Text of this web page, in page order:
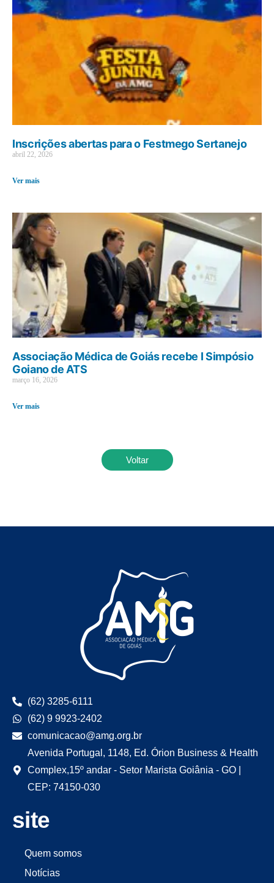
Inscrições abertas para o Festmego Sertanejo
abril 22, 2026
Ver mais
Associação Médica de Goiás recebe I Simpósio
Goiano de ATS
março 16, 2026
Ver mais
Voltar
(62) 3285-6111
(62) 9 9923-2402
comunicacao@amg.org.br
Avenida Portugal, 1148, Ed. Órion Business & Health
Complex,15º andar - Setor Marista Goiânia - GO |
CEP: 74150-030
site
Quem somos
Notícias